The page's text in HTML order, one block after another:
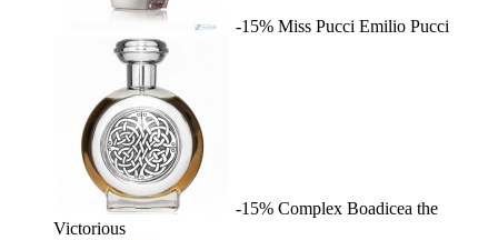
-15% Miss Pucci Emilio Pucci
-15% Complex Boadicea the
Victorious